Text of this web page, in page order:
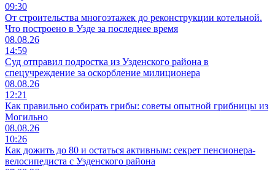
09:30
От строительства многоэтажек до реконструкции котельной.
Что построено в Узде за последнее время
08.08.26
14:59
Суд отправил подростка из Узденского района в
спецучреждение за оскорбление милиционера
08.08.26
12:21
Как правильно собирать грибы: советы опытной грибницы из
Могильно
08.08.26
10:26
Как дожить до 80 и остаться активным: секрет пенсионера-
велосипедиста с Узденского района